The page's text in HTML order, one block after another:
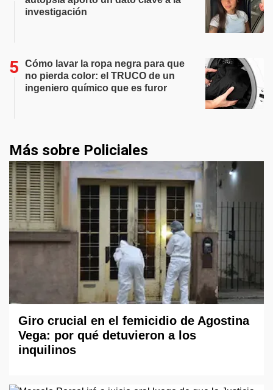
investigación
Cómo lavar la ropa negra para que
no pierda color: el TRUCO de un
ingeniero químico que es furor
Más sobre Policiales
Giro crucial en el femicidio de Agostina
Vega: por qué detuvieron a los
inquilinos